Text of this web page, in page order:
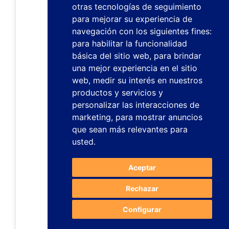
otras tecnologías de seguimiento
para mejorar su experiencia de
navegación con los siguientes fines:
para habilitar la funcionalidad
básica del sitio web, para brindar
una mejor experiencia en el sitio
web, medir su interés en nuestros
productos y servicios y
personalizar las interacciones de
marketing, para mostrar anuncios
que sean más relevantes para
usted.
Aceptar
Rechazar
Configurar